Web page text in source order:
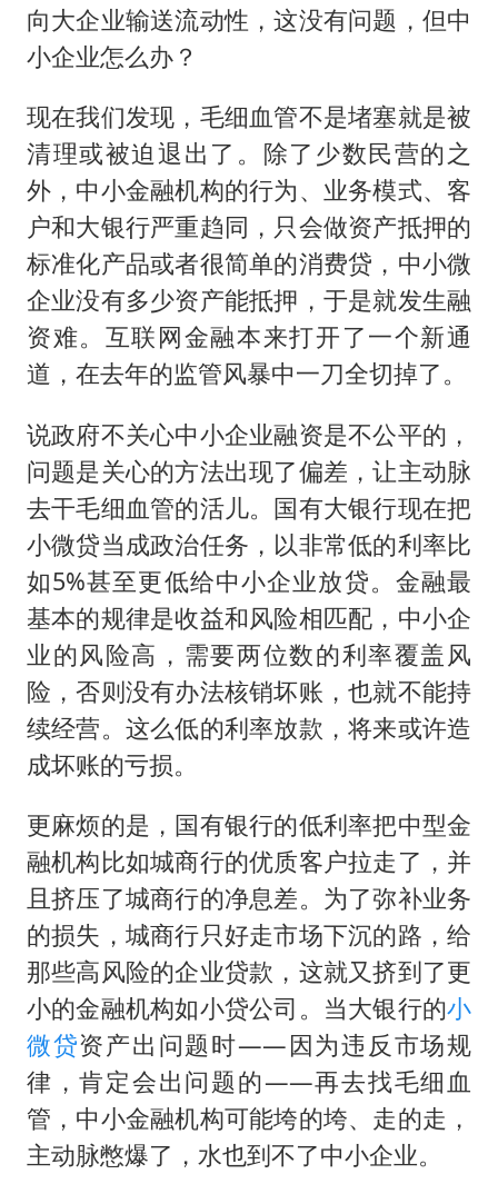
向大企业输送流动性，这没有问题，但中
小企业怎么办？
现在我们发现，毛细血管不是堵塞就是被
清理或被迫退出了。除了少数民营的之
外，中小金融机构的行为、业务模式、客
户和大银行严重趋同，只会做资产抵押的
标准化产品或者很简单的消费贷，中小微
企业没有多少资产能抵押，于是就发生融
资难。互联网金融本来打开了一个新通
道，在去年的监管风暴中一刀全切掉了。
说政府不关心中小企业融资是不公平的，
问题是关心的方法出现了偏差，让主动脉
去干毛细血管的活儿。国有大银行现在把
小微贷当成政治任务，以非常低的利率比
如5%甚至更低给中小企业放贷。金融最
基本的规律是收益和风险相匹配，中小企
业的风险高，需要两位数的利率覆盖风
险，否则没有办法核销坏账，也就不能持
续经营。这么低的利率放款，将来或许造
成坏账的亏损。
更麻烦的是，国有银行的低利率把中型金
融机构比如城商行的优质客户拉走了，并
且挤压了城商行的净息差。为了弥补业务
的损失，城商行只好走市场下沉的路，给
那些高风险的企业贷款，这就又挤到了更
小的金融机构如小贷公司。当大银行的小
微贷资产出问题时——因为违反市场规
律，肯定会出问题的——再去找毛细血
管，中小金融机构可能垮的垮、走的走，
主动脉憋爆了，水也到不了中小企业。